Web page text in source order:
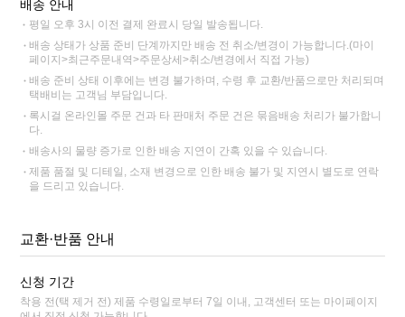
배송 안내
평일 오후 3시 이전 결제 완료시 당일 발송됩니다.
배송 상태가 상품 준비 단계까지만 배송 전 취소/변경이 가능합니다.(마이
페이지>최근주문내역>주문상세>취소/변경에서 직접 가능)
배송 준비 상태 이후에는 변경 불가하며, 수령 후 교환/반품으로만 처리되며
택배비는 고객님 부담입니다.
록시걸 온라인몰 주문 건과 타 판매처 주문 건은 묶음배송 처리가 불가합니
다.
배송사의 물량 증가로 인한 배송 지연이 간혹 있을 수 있습니다.
제품 품절 및 디테일, 소재 변경으로 인한 배송 불가 및 지연시 별도로 연락
을 드리고 있습니다.
교환·반품 안내
신청 기간
착용 전(택 제거 전) 제품 수령일로부터 7일 이내, 고객센터 또는 마이페이지